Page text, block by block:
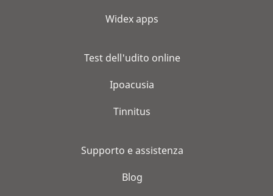
Widex apps
Test dell'udito online
Ipoacusia
Tinnitus
Supporto e assistenza
Blog